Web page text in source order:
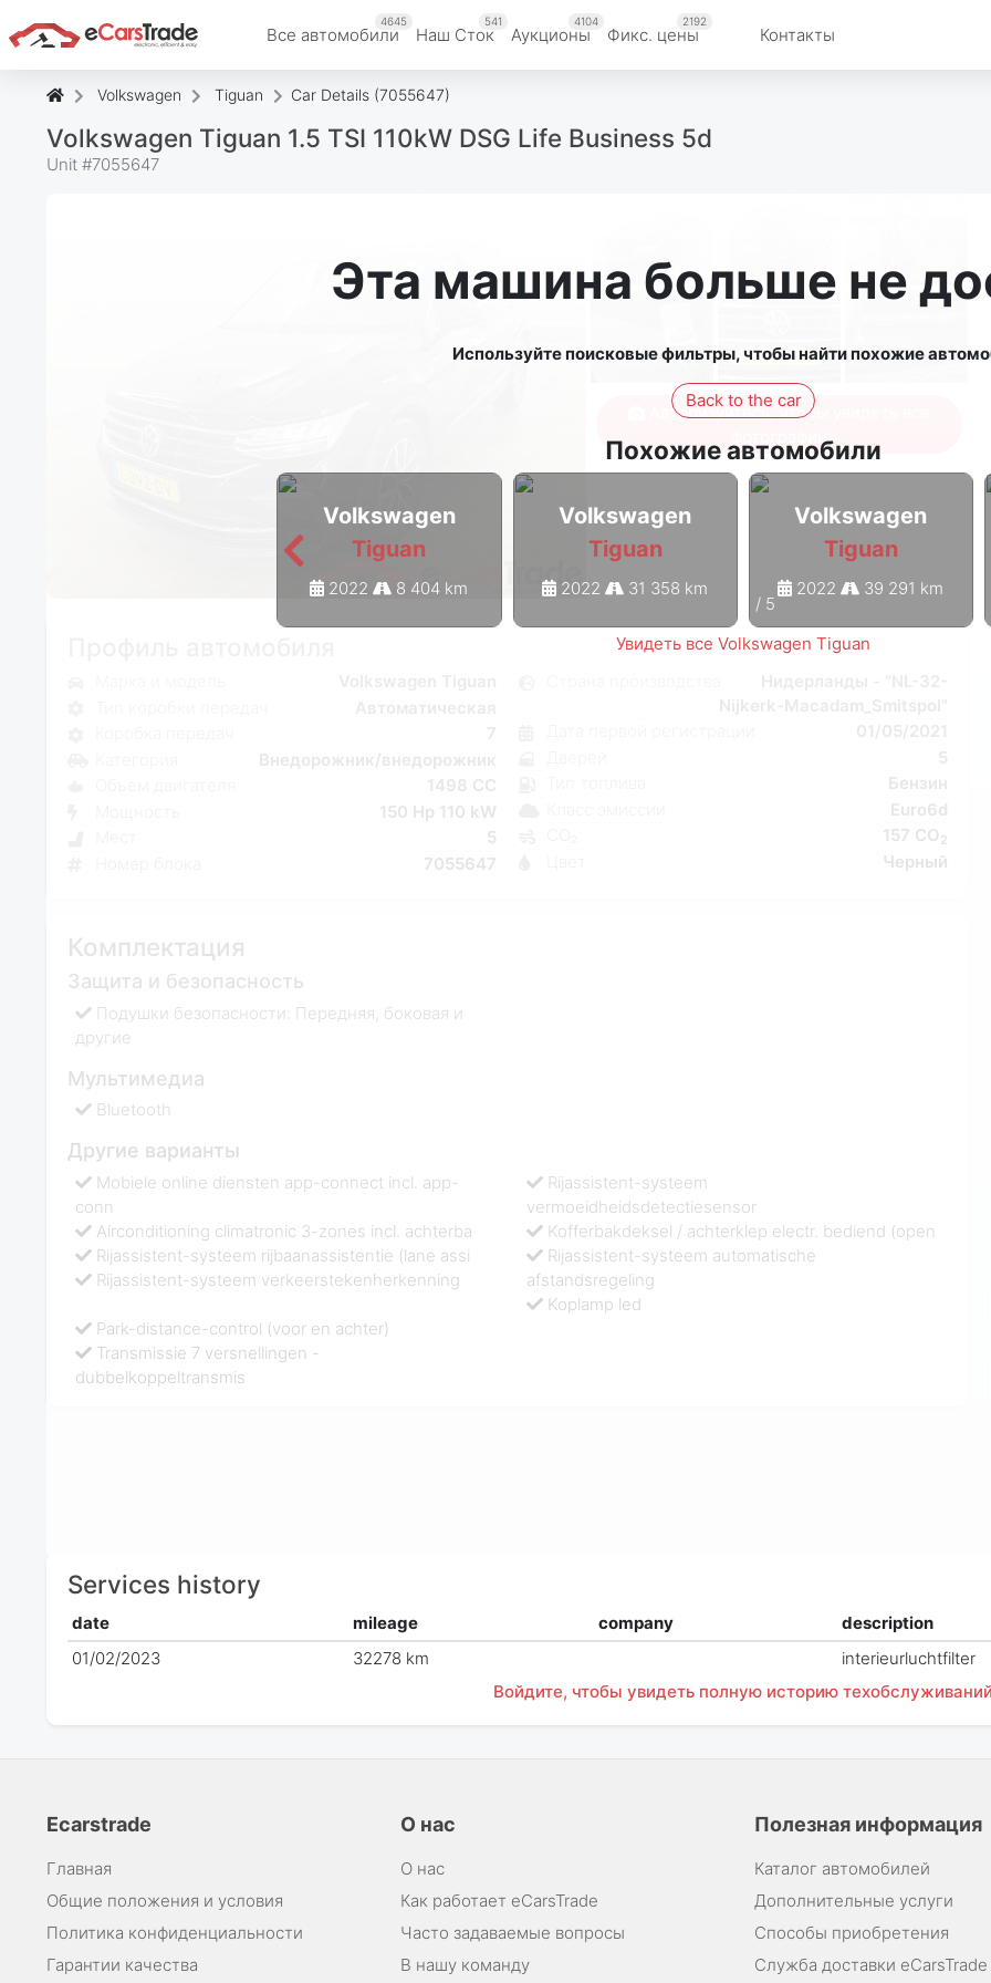
Все автомобили
4645
Наш Cток
541
Аукционы
4104
Фикс. цены
2192
Контакты
Volkswagen Tiguan Car Details (7055647)
Volkswagen Tiguan 1.5 TSI 110kW DSG Life Business 5d
Unit #7055647
Эта машина больше не
Используйте поисковые фильтры, чтобы найти похожие
Back to the car
Похожие автомобили
Volkswagen
Tiguan
2022 8 404 km
Volkswagen
Tiguan
2022 31 358 km
Volkswagen
Tiguan
2022 39 291 km
/ 5
Увидеть все Volkswagen Tiguan
Авторизуйтесь, чтобы увидеть все
фотографии
Внедорожник/внедорожник
1498 CC
150 Hp 110 kW
5
7055647
Бензин
Euro6d
157 CO 2
Черный
Комплектация
Защита и безопасность
Подушки безопасности: Передняя, боковая и
другие
Мультимедиа
Bluetooth
Другие варианты
Mobiele online diensten app-connect incl. app-
conn
Airconditioning climatronic 3-zones incl. achterba
Rijassistent-systeem
vermoeidheidsdetectiesensor
Kofferbakdeksel / achterklep electr. bediend (open
Rijassistent-systeem rijbaanassistentie (lane assi
Rijassistent-systeem verkeerstekenherkenning
Rijassistent-systeem automatische
afstandsregeling
Koplamp led
Park-distance-control (voor en achter)
Transmissie 7 versnellingen -
dubbelkoppeltransmis
Services history
date mileage company description
01/02/2023
32278 km interieurluchtfilter
Войдите, чтобы увидеть полную историю техобслуживаний
Ecarstrade
Главная
Общие положения и условия
Политика конфиденциальности
Гарантии качества
О нас
О нас
Как работает eCarsTrade
Часто задаваемые вопросы
В нашу команду
Полезная информация
Каталог автомобилей
Дополнительные услуги
Способы приобретения
Служба доставки eCarsTrade